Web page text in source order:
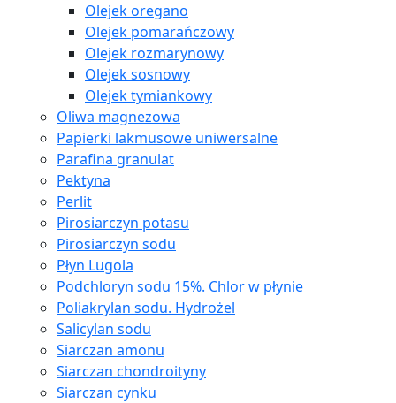
Olejek oregano
Olejek pomarańczowy
Olejek rozmarynowy
Olejek sosnowy
Olejek tymiankowy
Oliwa magnezowa
Papierki lakmusowe uniwersalne
Parafina granulat
Pektyna
Perlit
Pirosiarczyn potasu
Pirosiarczyn sodu
Płyn Lugola
Podchloryn sodu 15%. Chlor w płynie
Poliakrylan sodu. Hydrożel
Salicylan sodu
Siarczan amonu
Siarczan chondroityny
Siarczan cynku